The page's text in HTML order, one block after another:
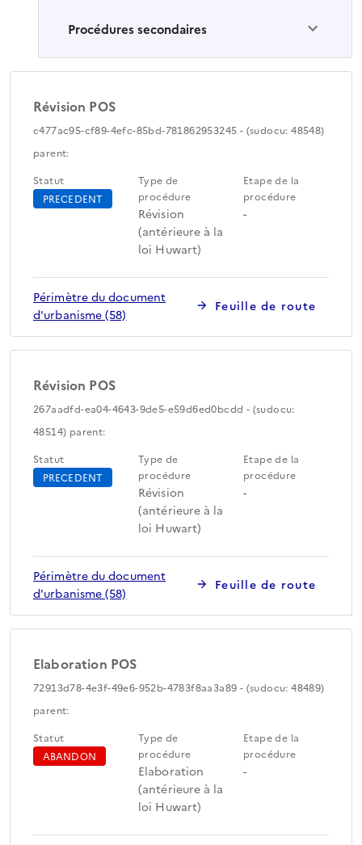
Procédures secondaires
Révision POS
c477ac95-cf89-4efc-85bd-781862953245 - (sudocu: 48548)
parent:
Statut
PRECEDENT
Type de
procédure
Révision
(antérieure à la
loi Huwart)
Etape de la
procédure
-
Périmètre du document
d'urbanisme (58)
Feuille de route
Révision POS
267aadfd-ea04-4643-9de5-e59d6ed0bcdd - (sudocu:
48514) parent:
Statut
PRECEDENT
Type de
procédure
Révision
(antérieure à la
loi Huwart)
Etape de la
procédure
-
Périmètre du document
d'urbanisme (58)
Feuille de route
Elaboration POS
72913d78-4e3f-49e6-952b-4783f8aa3a89 - (sudocu: 48489)
parent:
Statut
ABANDON
Type de
procédure
Elaboration
(antérieure à la
loi Huwart)
Etape de la
procédure
-